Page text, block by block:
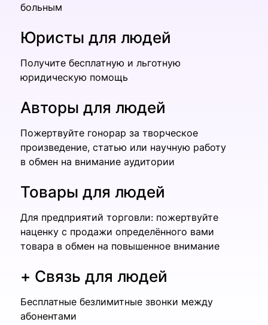
больным
Юристы для людей
Получите бесплатную и льготную
юридическую помощь
Авторы для людей
Пожертвуйте гонорар за творческое
произведение, статью или научную работу
в обмен на внимание аудитории
Товары для людей
Для предприятий торговли: пожертвуйте
наценку с продажи определённого вами
товара в обмен на повышенное внимание
Связь для людей
Бесплатные безлимитные звонки между
абонентами